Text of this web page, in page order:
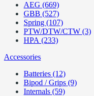
AEG (669)
GBB (527)
Spring (107)
PTW/DTW/CTW (3)
HPA (233)
Accessories
Batteries (12)
Bipod / Grips (9)
Internals (59)